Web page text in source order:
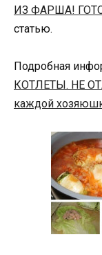
ИЗ ФАРША!
статью.
Подробная
КОТЛЕТЫ. НЕ
каждой